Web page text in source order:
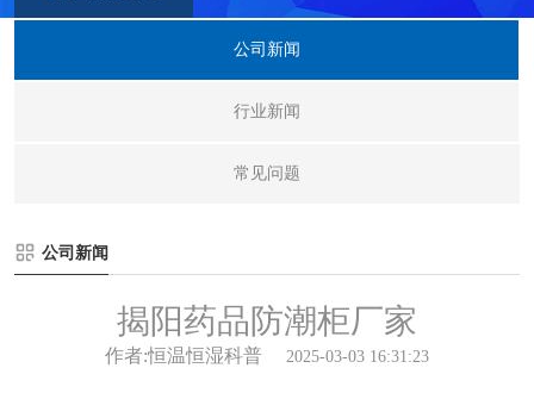
公司新闻
行业新闻
常见问题
公司新闻
揭阳药品防潮柜厂家
作者:恒温恒湿科普 2025-03-03 16:31:23